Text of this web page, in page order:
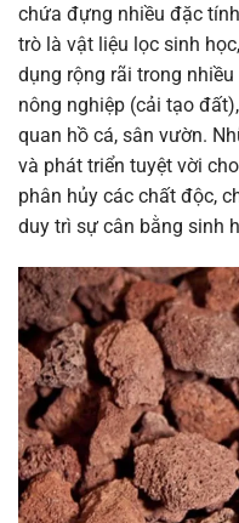
chứa đựng nhiều đặc
trò là vật liệu lọc sinh
dụng rộng rãi trong
nông nghiệp (cải tạo
quan hồ cá, sân vườn.
và phát triển tuyệt vời
phân hủy các chất độc,
duy trì sự cân bằng sinh